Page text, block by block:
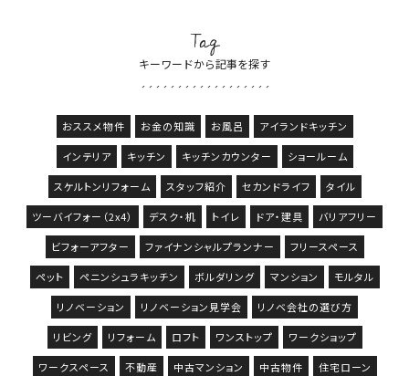
Tag
キーワードから記事を探す
おススメ物件 お金の知識 お風呂 アイランドキッチン
インテリア キッチン キッチンカウンター ショールーム
スケルトンリフォーム スタッフ紹介 セカンドライフ タイル
ツーバイフォー（2x4） デスク・机 トイレ ドア・建具 バリアフリー
ビフォーアフター ファイナンシャルプランナー フリースペース
ペット ペニンシュラキッチン ボルダリング マンション モルタル
リノベーション リノベーション見学会 リノベ会社の選び方
リビング リフォーム ロフト ワンストップ ワークショップ
ワークスペース 不動産 中古マンション 中古物件 住宅ローン